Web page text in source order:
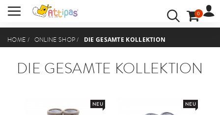
0
HOME / ONLINE SHOP / DIE GESAMTE KOLLEKTION
DIE GESAMTE KOLLEKTION
NEU NEU